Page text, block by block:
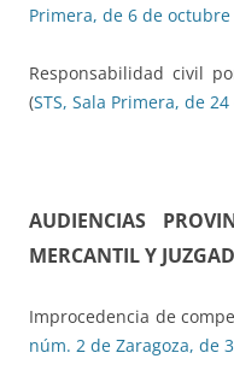
Primera, de 6 de octubre
Responsabilidad civil
(STS, Sala Primera, de
AUDIENCIAS
MERCANTIL Y
Improcedencia de
núm. 2 de Zaragoza, de